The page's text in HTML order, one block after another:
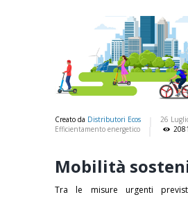
Creato da Distributori Ecos 26
Efficientamento energetico
2081
Mobilità
Tra le misure urgenti